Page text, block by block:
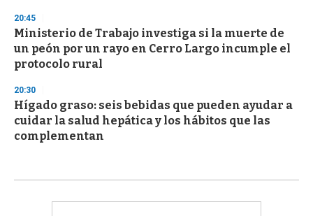
20:45
Ministerio de Trabajo investiga si la muerte de
un peón por un rayo en Cerro Largo incumple el
protocolo rural
20:30
Hígado graso: seis bebidas que pueden ayudar a
cuidar la salud hepática y los hábitos que las
complementan